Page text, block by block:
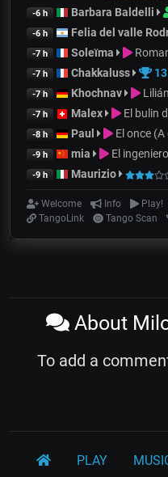
-6 h Barbara Baldelli
-6 h Felia del valle
-7 h Soleïma
-7 h Chakkaluss 13
-7 h Khochnav Lilián
-7 h Malex El bulin
-8 h Paul El once
-9 h mia El ingeniero
-9 h Maurizio
Welcome Info Play!
TangoLink
Tango Scan
About
To add a
PLAY